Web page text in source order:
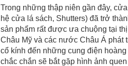
Trong những thập niên gần đây,
hệ cửa lá sách, Shutters) đã trở
sản phẩm rất được ưa chuộng tại
Châu Mỹ và các nước Châu Á phát
cổ kính đến những cung điện
chắc chắn sẽ bắt gặp hình ảnh